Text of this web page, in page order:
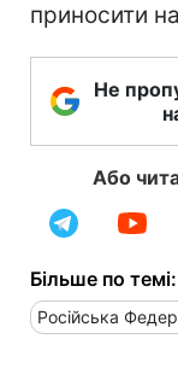
приносити
Не
Або
Більше по темі:
Російська